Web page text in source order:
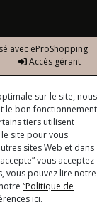
avec eProShopping
Accès gérant
sur le site, nous
le bon fonctionnement
tiers utilisent
site pour vous
sites Web et dans
vous acceptez
vous pouvez lire notre
“Politique de
ici.